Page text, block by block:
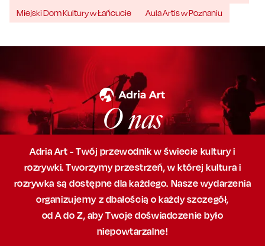
Miejski Dom Kultury w Łańcucie
Aula Artis w Poznaniu
O nas
Adria Art - Twój przewodnik w świecie kultury i
rozrywki. Tworzymy przestrzeń,w której kultura i
rozrywka są dostępne dla każdego. Nasze wydarzenia
organizujemy z dbałością o każdy szczegół,
od A do Z, abyTwoje doświadczenie było
niepowtarzalne!